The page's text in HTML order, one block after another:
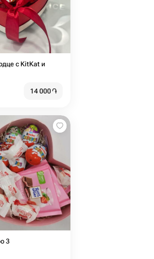
с KitKat и
14 000֏
3